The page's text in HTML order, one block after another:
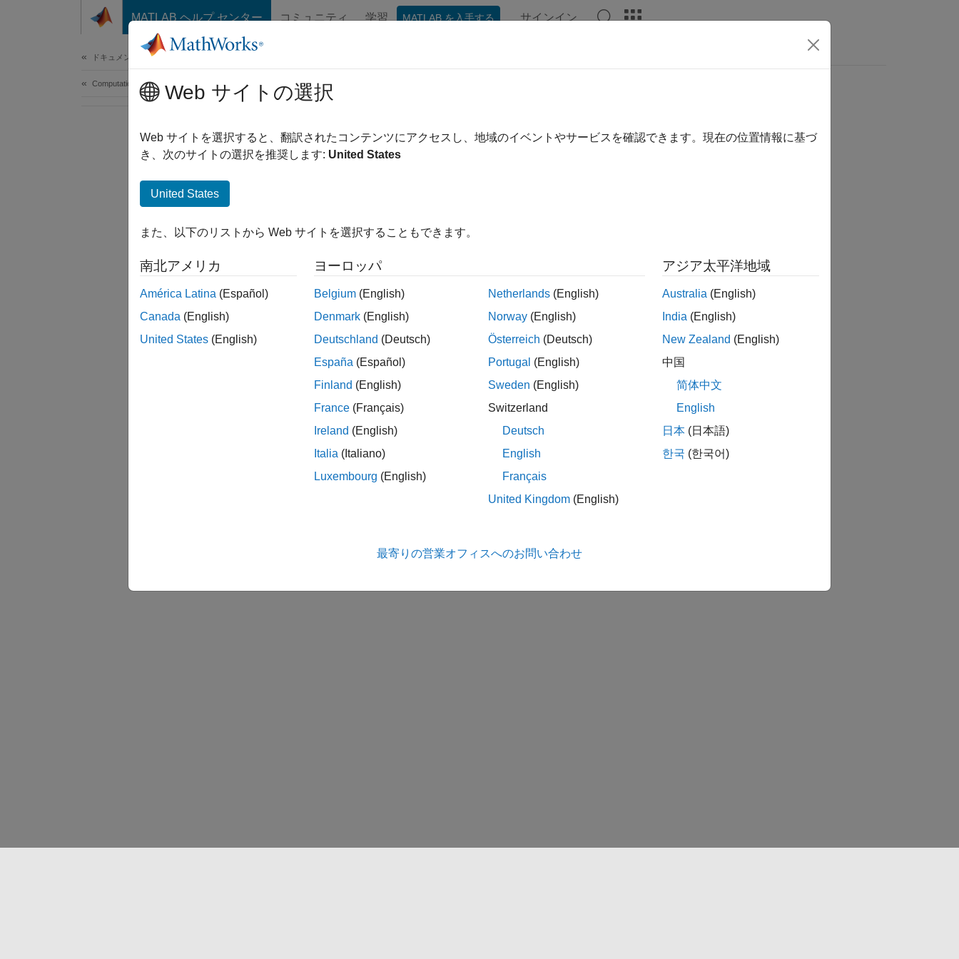
コンテンツへスキップ
MATLAB ヘルプ センター コミュニティ 学習 MATLAB を入手する サインイン
ドキュメンテーションのホーム
Computational Finance
How useful was this information?
Web サイトの選択
Web サイトを選択すると、翻訳されたコンテンツにアクセスし、地域のイベントやサービスを確認できます。現在の位置情報に基づ
き、次のサイトの選択を推奨します: United States
United States
また、以下のリストから Web サイトを選択することもできます。
南北アメリカ
América Latina (Español)
Canada (English)
United States (English)
ヨーロッパ
Belgium (English)
Denmark (English)
Deutschland (Deutsch)
España (Español)
Finland (English)
France (Français)
Ireland (English)
Italia (Italiano)
Luxembourg (English)
Netherlands (English)
Norway (English)
Österreich (Deutsch)
Portugal (English)
Sweden (English)
Switzerland
Deutsch
English
Français
United Kingdom (English)
アジア太平洋地域
Australia (English)
India (English)
New Zealand (English)
中国
简体中文
English
日本 (日本語)
한국 (한국어)
最寄りの営業オフィスへのお問い合わせ